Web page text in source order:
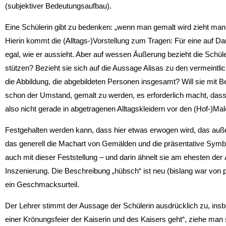
(subjektiver Bedeutungsaufbau).
Eine Schülerin gibt zu bedenken: „wenn man gemalt wird zieht
Hierin kommt die (Alltags-)Vorstellung zum Tragen: Für eine auf
egal, wie er aussieht. Aber auf wessen Äußerung bezieht die
stützen? Bezieht sie sich auf die Aussage Alisas zu den
die Abbildung, die abgebildeten Personen insgesamt? Will sie mit
schon der Umstand, gemalt zu werden, es erforderlich macht,
also nicht gerade in abgetragenen Alltagskleidern vor den (Hof-
Festgehalten werden kann, dass hier etwas erwogen wird, das
das generell die Machart von Gemälden und die präsentative
auch mit dieser Feststellung – und darin ähnelt sie am ehesten
Inszenierung. Die Beschreibung „hübsch“ ist neu (bislang war
ein Geschmacksurteil.
Der Lehrer stimmt der Aussage der Schülerin ausdrücklich zu,
einer Krönungsfeier der Kaiserin und des Kaisers geht“, ziehe